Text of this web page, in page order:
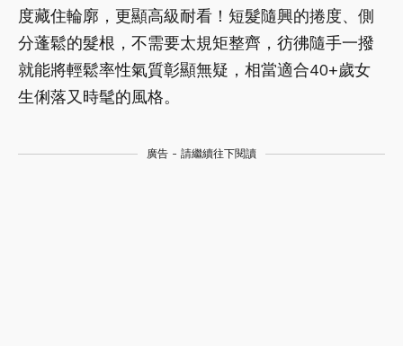
度藏住輪廓，更顯高級耐看！短髮隨興的捲度、側
分蓬鬆的髮根，不需要太規矩整齊，彷彿隨手一撥
就能將輕鬆率性氣質彰顯無疑，相當適合40+歲女
生俐落又時髦的風格。
廣告 - 請繼續往下閱讀